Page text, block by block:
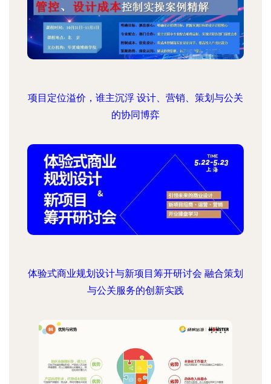
项目定位溢价，谁主沉浮 设计、营销、策划与公关
的协同博弈
体验式商业规划设计与新项目筹开研讨会 融合策划
与公关服务的创新实践